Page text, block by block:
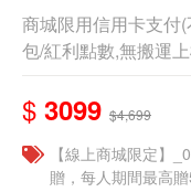
商城限用信用卡支付
包/紅利點數,無搬運
$ 3099 $4,699
【線上商城限定】
贈，每人期間最高